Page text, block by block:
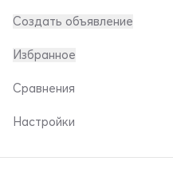
Создать объявление
Избранное
Сравнения
Настройки